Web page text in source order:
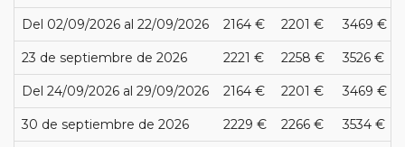
Del 02/09/2026 al 22/09/2026 2164 € 2201 € 3469 €
23 de septiembre de 2026 2221 € 2258 € 3526 €
Del 24/09/2026 al 29/09/2026 2164 € 2201 € 3469 €
30 de septiembre de 2026 2229 € 2266 € 3534 €